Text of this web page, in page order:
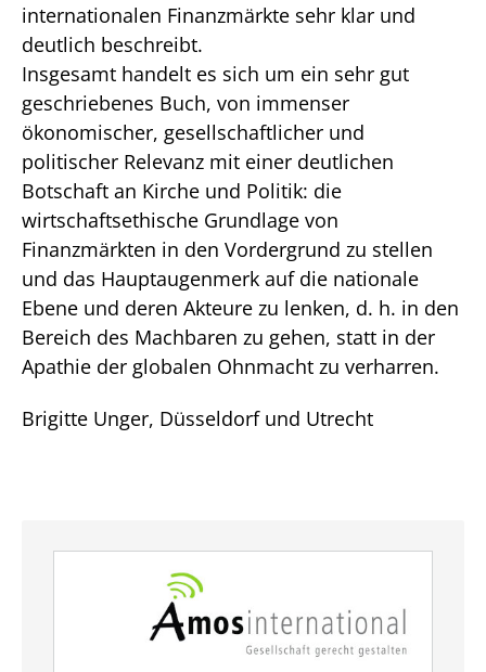
internationalen Finanzmärkte sehr klar und
deutlich beschreibt.
Insgesamt handelt es sich um ein sehr gut
geschriebenes Buch, von immenser
ökonomischer, gesellschaftlicher und
politischer Relevanz mit einer deutlichen
Botschaft an Kirche und Politik: die
wirtschaftsethische Grundlage von
Finanzmärkten in den Vordergrund zu stellen
und das Hauptaugenmerk auf die nationale
Ebene und deren Akteure zu lenken, d. h. in den
Bereich des Machbaren zu gehen, statt in der
Apathie der globalen Ohnmacht zu verharren.
Brigitte Unger, Düsseldorf und Utrecht